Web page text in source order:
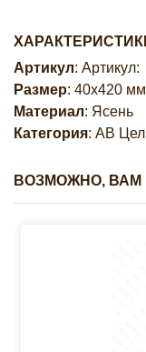
Артикул: Артикул:
Размер: 40х420 мм
Материал: Ясень
Категория: AB
ВОЗМОЖНО, ВАМ